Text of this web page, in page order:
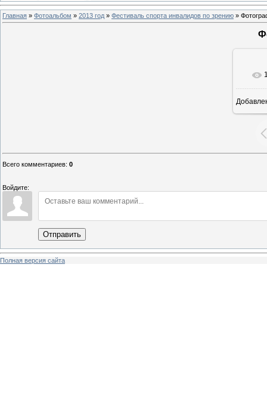
Главная » Фотоальбом » 2013 год » Фестиваль спорта инвалидов по зрению »
Всего комментариев: 0
Войдите:
Отправить
Полная версия сайта